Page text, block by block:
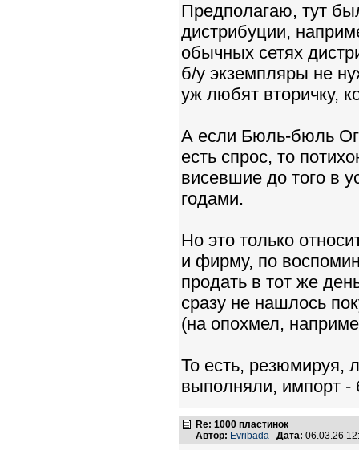
Предполагаю, тут
дистрибуции,
обычных сетях
б/у экземпляры не
уж любят вторичку,
А если Бюль-бюль
есть спрос, то
висевшие до того в
годами.
Но это только
и фирму, по
продать в тот же
сразу не нашлось
(на опохмел,
То есть, резюмируя,
выполняли, импорт -
Re: 1000 пластинок
Автор: Evribada Дата: 06.03.26